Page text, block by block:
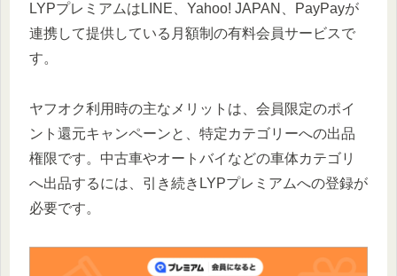
LYPプレミアムはLINE、Yahoo! JAPAN、PayPayが
連携して提供している月額制の有料会員サービスで
す。
ヤフオク利用時の主なメリットは、会員限定のポイ
ント還元キャンペーンと、特定カテゴリーへの出品
権限です。中古車やオートバイなどの車体カテゴリ
へ出品するには、引き続きLYPプレミアムへの登録が
必要です。